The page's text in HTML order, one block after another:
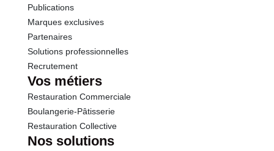
Publications
Marques exclusives
Partenaires
Solutions professionnelles
Recrutement
Vos métiers
Restauration Commerciale
Boulangerie-Pâtisserie
Restauration Collective
Nos solutions